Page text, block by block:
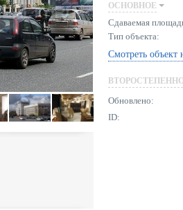
ОСНОВНОЕ
Сдаваемая
Тип объекта:
Смотреть объект
Обновлено:
ID: